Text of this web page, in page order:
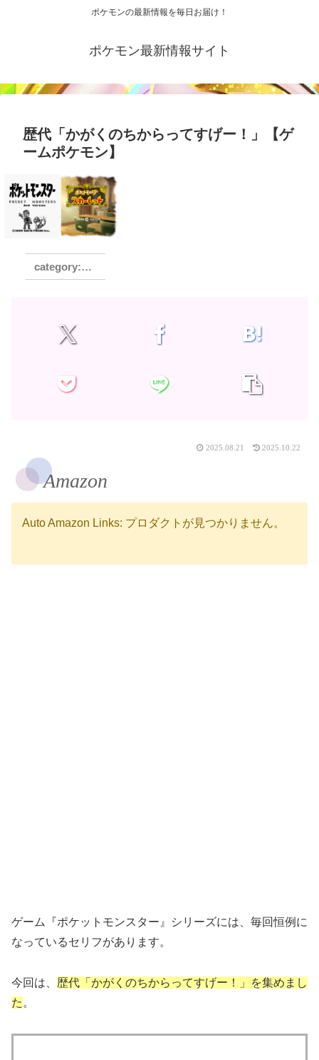
ポケモンの最新情報を毎日お届け！
ポケモン最新情報サイト
歴代「かがくのちからってすげー！」【ゲ
ームポケモン】
おすすめ
2025.08.21 2025.10.22
Amazon
Auto Amazon Links: プロダクトが見つかりません。
ゲーム『ポケットモンスター』シリーズには、毎回恒例に
なっているセリフがあります。
今回は、 歴代「かがくのちからってすげー！」を集めまし
た 。